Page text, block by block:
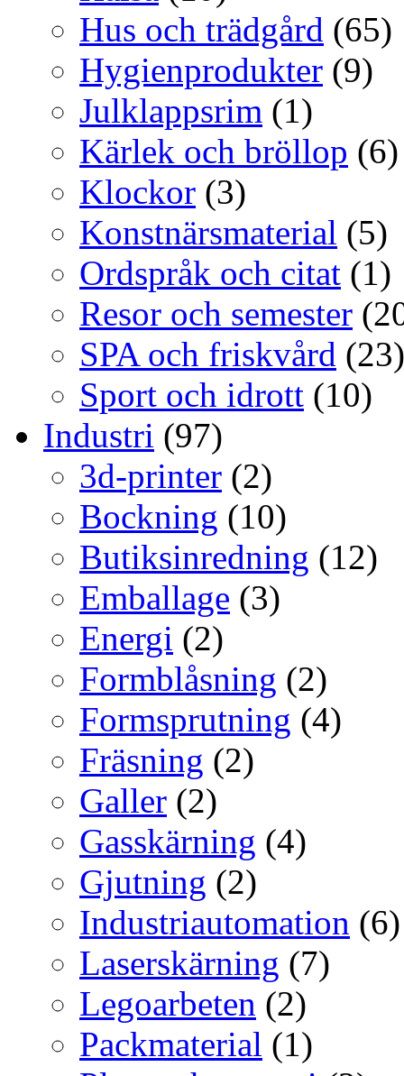
Hus och trädgård (65)
Hygienprodukter (9)
Julklappsrim (1)
Kärlek och bröllop (6)
Klockor (3)
Konstnärsmaterial (5)
Ordspråk och citat (1)
Resor och semester
SPA och friskvård (23)
Sport och idrott (10)
Industri (97)
3d-printer (2)
Bockning (10)
Butiksinredning (12)
Emballage (3)
Energi (2)
Formblåsning (2)
Formsprutning (4)
Fräsning (2)
Galler (2)
Gasskärning (4)
Gjutning (2)
Industriautomation (6)
Laserskärning (7)
Legoarbeten (2)
Packmaterial (1)